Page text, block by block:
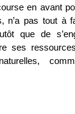
en avant
n’a pas tout à
que de
ses